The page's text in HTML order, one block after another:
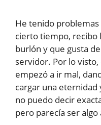
He tenido problemas
cierto tiempo, recibo
burlón y que gusta
servidor. Por lo
empezó a ir mal,
cargar una eternidad
no puedo decir
pero parecía ser algo